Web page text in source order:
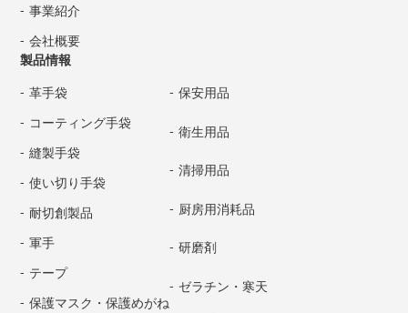
事業紹介
会社概要
製品情報
革手袋
コーティング手袋
縫製手袋
使い切り手袋
耐切創製品
軍手
テープ
保護マスク・保護めがね
保安用品
衛生用品
清掃用品
厨房用消耗品
研磨剤
ゼラチン・寒天